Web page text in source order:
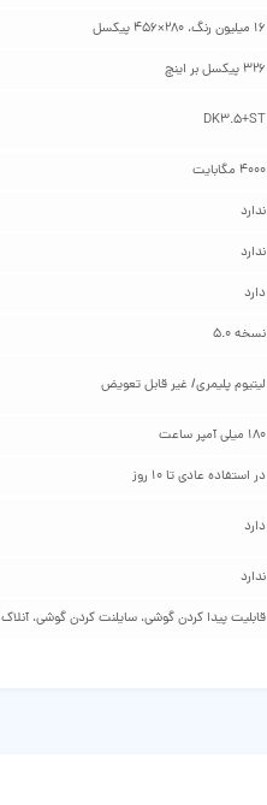
16 میلیون رنگ، 280×456 پیکسل
326 پیکسل بر اینچ
DK3.5+ST
4000 مگابایت
ندارد
ندارد
دارد
نسخه 5.0
لیتیوم پلیمری/ غیر قابل تعویض
۱۸۰ میلی آمپر ساعت
در استفاده عادی تا 10 روز
دارد
ندارد
قابلیت پیدا کردن گوشی، سایلنت کردن گوشی،